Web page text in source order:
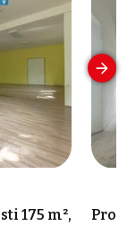
175 m²,